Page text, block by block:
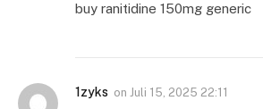
buy ranitidine 150mg generic
1zyks on Juli 15, 2025 22:11